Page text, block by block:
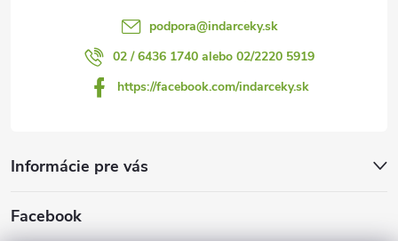
podpora@indarceky.sk
02 / 6436 1740 alebo 02/2220 5919
https://facebook.com/indarceky.sk
Informácie pre vás
Facebook